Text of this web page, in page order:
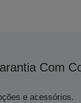
Com
e acessórios.